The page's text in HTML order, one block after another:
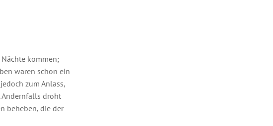
kommen;
waren schon ein
zum Anlass,
Andernfalls droht
beheben, die der